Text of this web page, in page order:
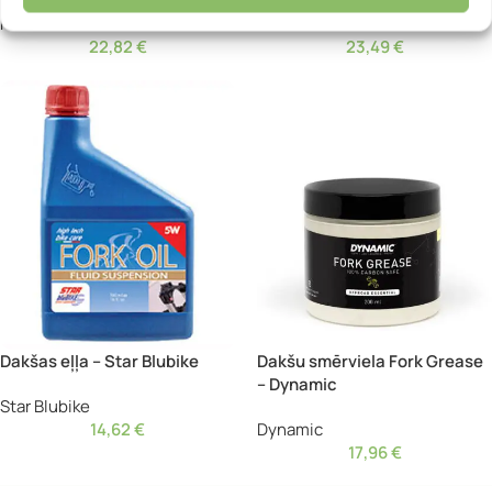
RockShox
22,82€
23,49€
Dakšas eļļa – Star Blubike
Star Blubike
14,62€
Dakšu smērviela Fork Grease
– Dynamic
Dynamic
17,96€